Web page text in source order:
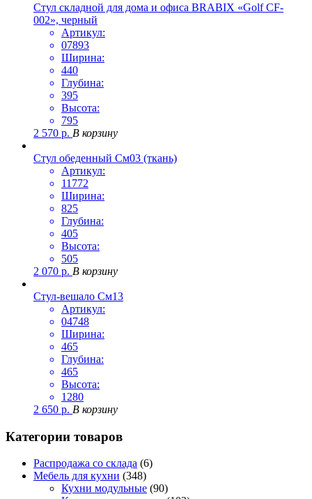
Стул складной для дома и офиса BRABIX «Golf CF-
002», черный
Артикул:
07893
Ширина:
440
Глубина:
395
Высота:
795
2 570 р. В корзину
Стул обеденный См03 (ткань)
Артикул:
11772
Ширина:
825
Глубина:
405
Высота:
505
2 070 р. В корзину
Стул-вешало См13
Артикул:
04748
Ширина:
465
Глубина:
465
Высота:
1280
2 650 р. В корзину
Категории товаров
Распродажа со склада (6)
Мебель для кухни (348)
Кухни модульные (90)